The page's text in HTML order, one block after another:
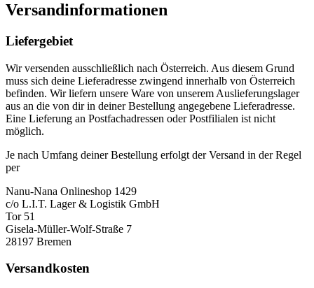
Versandinformationen
Liefergebiet
Wir versenden ausschließlich nach Österreich. Aus diesem Grund
muss sich deine Lieferadresse zwingend innerhalb von Österreich
befinden. Wir liefern unsere Ware von unserem Auslieferungslager
aus an die von dir in deiner Bestellung angegebene Lieferadresse.
Eine Lieferung an Postfachadressen oder Postfilialen ist nicht
möglich.
Je nach Umfang deiner Bestellung erfolgt der Versand in der Regel
per
Nanu-Nana Onlineshop 1429
c/o L.I.T. Lager & Logistik GmbH
Tor 51
Gisela-Müller-Wolf-Straße 7
28197 Bremen
Versandkosten